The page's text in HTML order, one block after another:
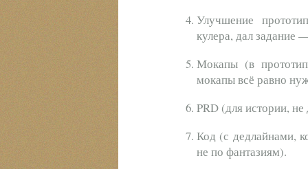
Улучшение
кулера, дал задание
Мокапы (в
мокапы всё равно
PRD (для истории, не
Код (с дедлайнами,
не по фантазиям).